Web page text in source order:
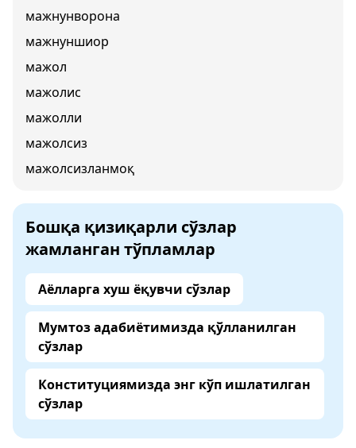
мажнунворона
мажнуншиор
мажол
мажолис
мажолли
мажолсиз
мажолсизланмоқ
Бошқа қизиқарли сўзлар
жамланган тўпламлар
Аёлларга хуш ёқувчи сўзлар
Мумтоз адабиётимизда қўлланилган
сўзлар
Конституциямизда энг кўп ишлатилган
сўзлар